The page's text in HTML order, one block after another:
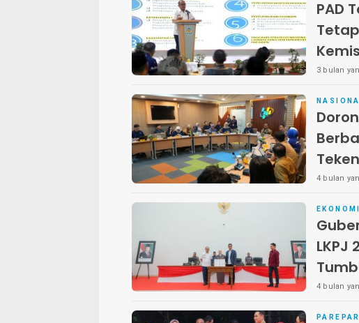
PAD
3 bulan
4 bulan
EKONOMI
LKPJ
dan
4 bulan